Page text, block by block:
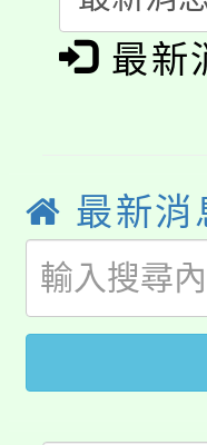
程
「本
場熱
8/21
局官
8月14
開!
115年
田徑
桃園
視費
大園
最新
最新消